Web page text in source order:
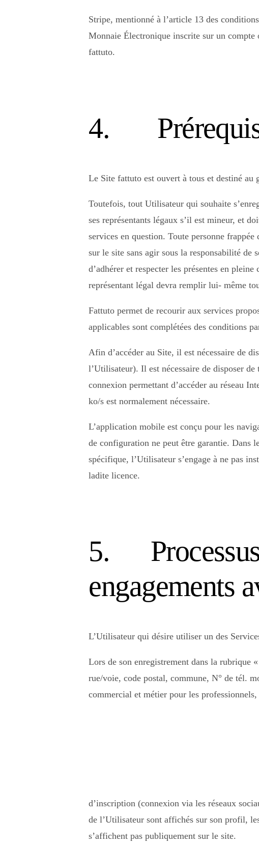
Stripe, mentionné à l’article 13 des
Monnaie Électronique inscrite sur un compte
fattuto.
4. Prérequis
Le Site fattuto est ouvert à tous et destiné
Toutefois, tout Utilisateur qui souhaite
ses représentants légaux s’il est mineur, et
services en question. Toute personne
sur le site sans agir sous la responsabilité de
d’adhérer et respecter les présentes en
représentant légal devra remplir lui- même
Fattuto permet de recourir aux services
applicables sont complétées des conditions
Afin d’accéder au Site, il est nécessaire de
l’Utilisateur). Il est nécessaire de disposer
connexion permettant d’accéder au réseau
ko/s est normalement nécessaire.
L’application mobile est conçu pour les
de configuration ne peut être garantie. Dans
spécifique, l’Utilisateur s’engage à ne pas
ladite licence.
5. Processus
engagements
L’Utilisateur qui désire utiliser un des
Lors de son enregistrement dans la rubrique
rue/voie, code postal, commune, N° de tél.
commercial et métier pour les
d’inscription (connexion via les réseaux
de l’Utilisateur sont affichés sur son profil,
s’affichent pas publiquement sur le site.